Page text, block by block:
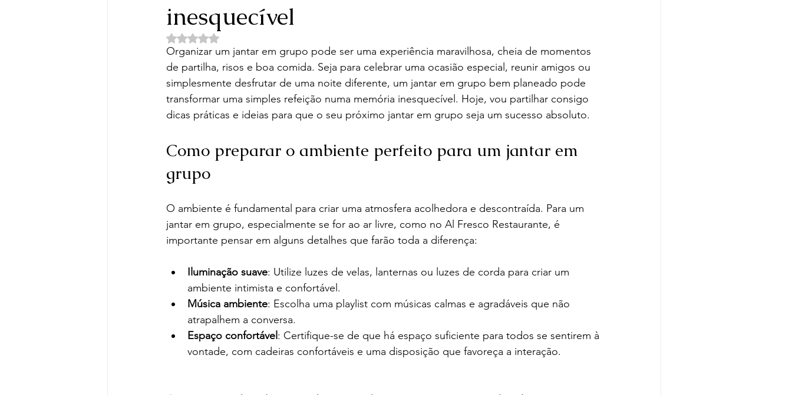
inesquecível
Avaliado com NaN de 5 estrelas.
Organizar um jantar em grupo pode ser uma experiência maravilhosa, cheia de momentos
de partilha, risos e boa comida. Seja para celebrar uma ocasião especial, reunir amigos ou
simplesmente desfrutar de uma noite diferente, um jantar em grupo bem planeado pode
transformar uma simples refeição numa memória inesquecível. Hoje, vou partilhar consigo
dicas práticas e ideias para que o seu próximo jantar em grupo seja um sucesso absoluto.
Como preparar o ambiente perfeito para um jantar em
grupo
O ambiente é fundamental para criar uma atmosfera acolhedora e descontraída. Para um
jantar em grupo, especialmente se for ao ar livre, como no Al Fresco Restaurante, é
importante pensar em alguns detalhes que farão toda a diferença:
Iluminação suave: Utilize luzes de velas, lanternas ou luzes de corda para criar um
ambiente intimista e confortável.
Música ambiente: Escolha uma playlist com músicas calmas e agradáveis que não
atrapalhem a conversa.
Espaço confortável : Certifique-se de que há espaço suficiente para todos se sentirem à
vontade, com cadeiras confortáveis e uma disposição que favoreça a interação.